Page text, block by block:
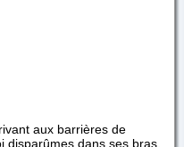
aux barrières de
disparûmes dans ses bras.